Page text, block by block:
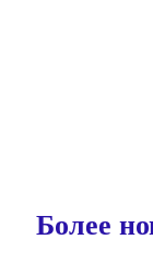
Более